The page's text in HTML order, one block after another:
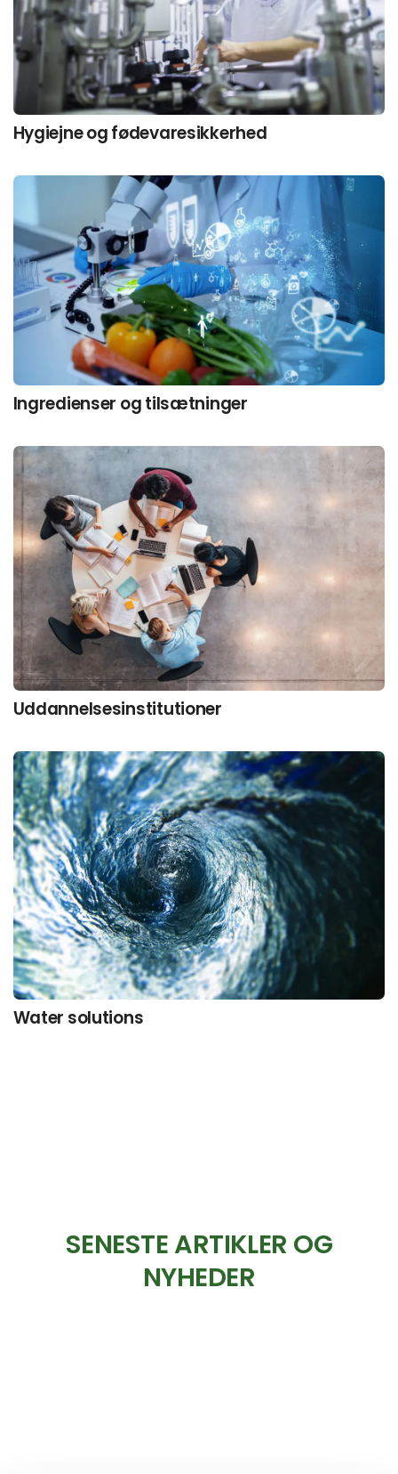
Hygiejne og fødevaresikkerhed
Ingredienser og tilsætninger
Uddannelsesinstitutioner
Water solutions
SENESTE ARTIKLER OG
NYHEDER